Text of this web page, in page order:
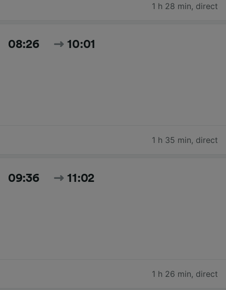
1 h 28 min, direct
08:26 10:01
1 h 35 min, direct
09:36 11:02
1 h 26 min, direct